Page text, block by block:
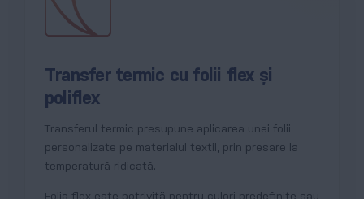
Transfer termic cu folii flex și
poliflex
Transferul termic presupune aplicarea unei folii
personalizate pe materialul textil, prin presare la
temperatură ridicată.